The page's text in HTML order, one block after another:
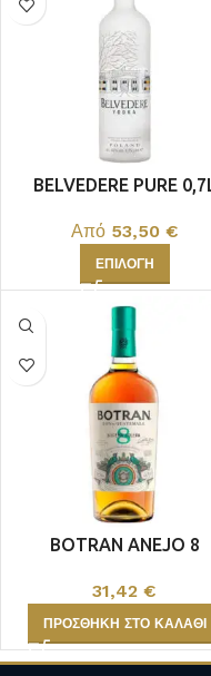
BELVEDERE PURE 0,7L
Από 53,50 €
ΕΠΙΛΟΓΉ
BOTRAN ANEJO 8
31,42€
ΠΡΟΣΘΉΚΗ ΣΤΟ ΚΑΛΆΘΙ